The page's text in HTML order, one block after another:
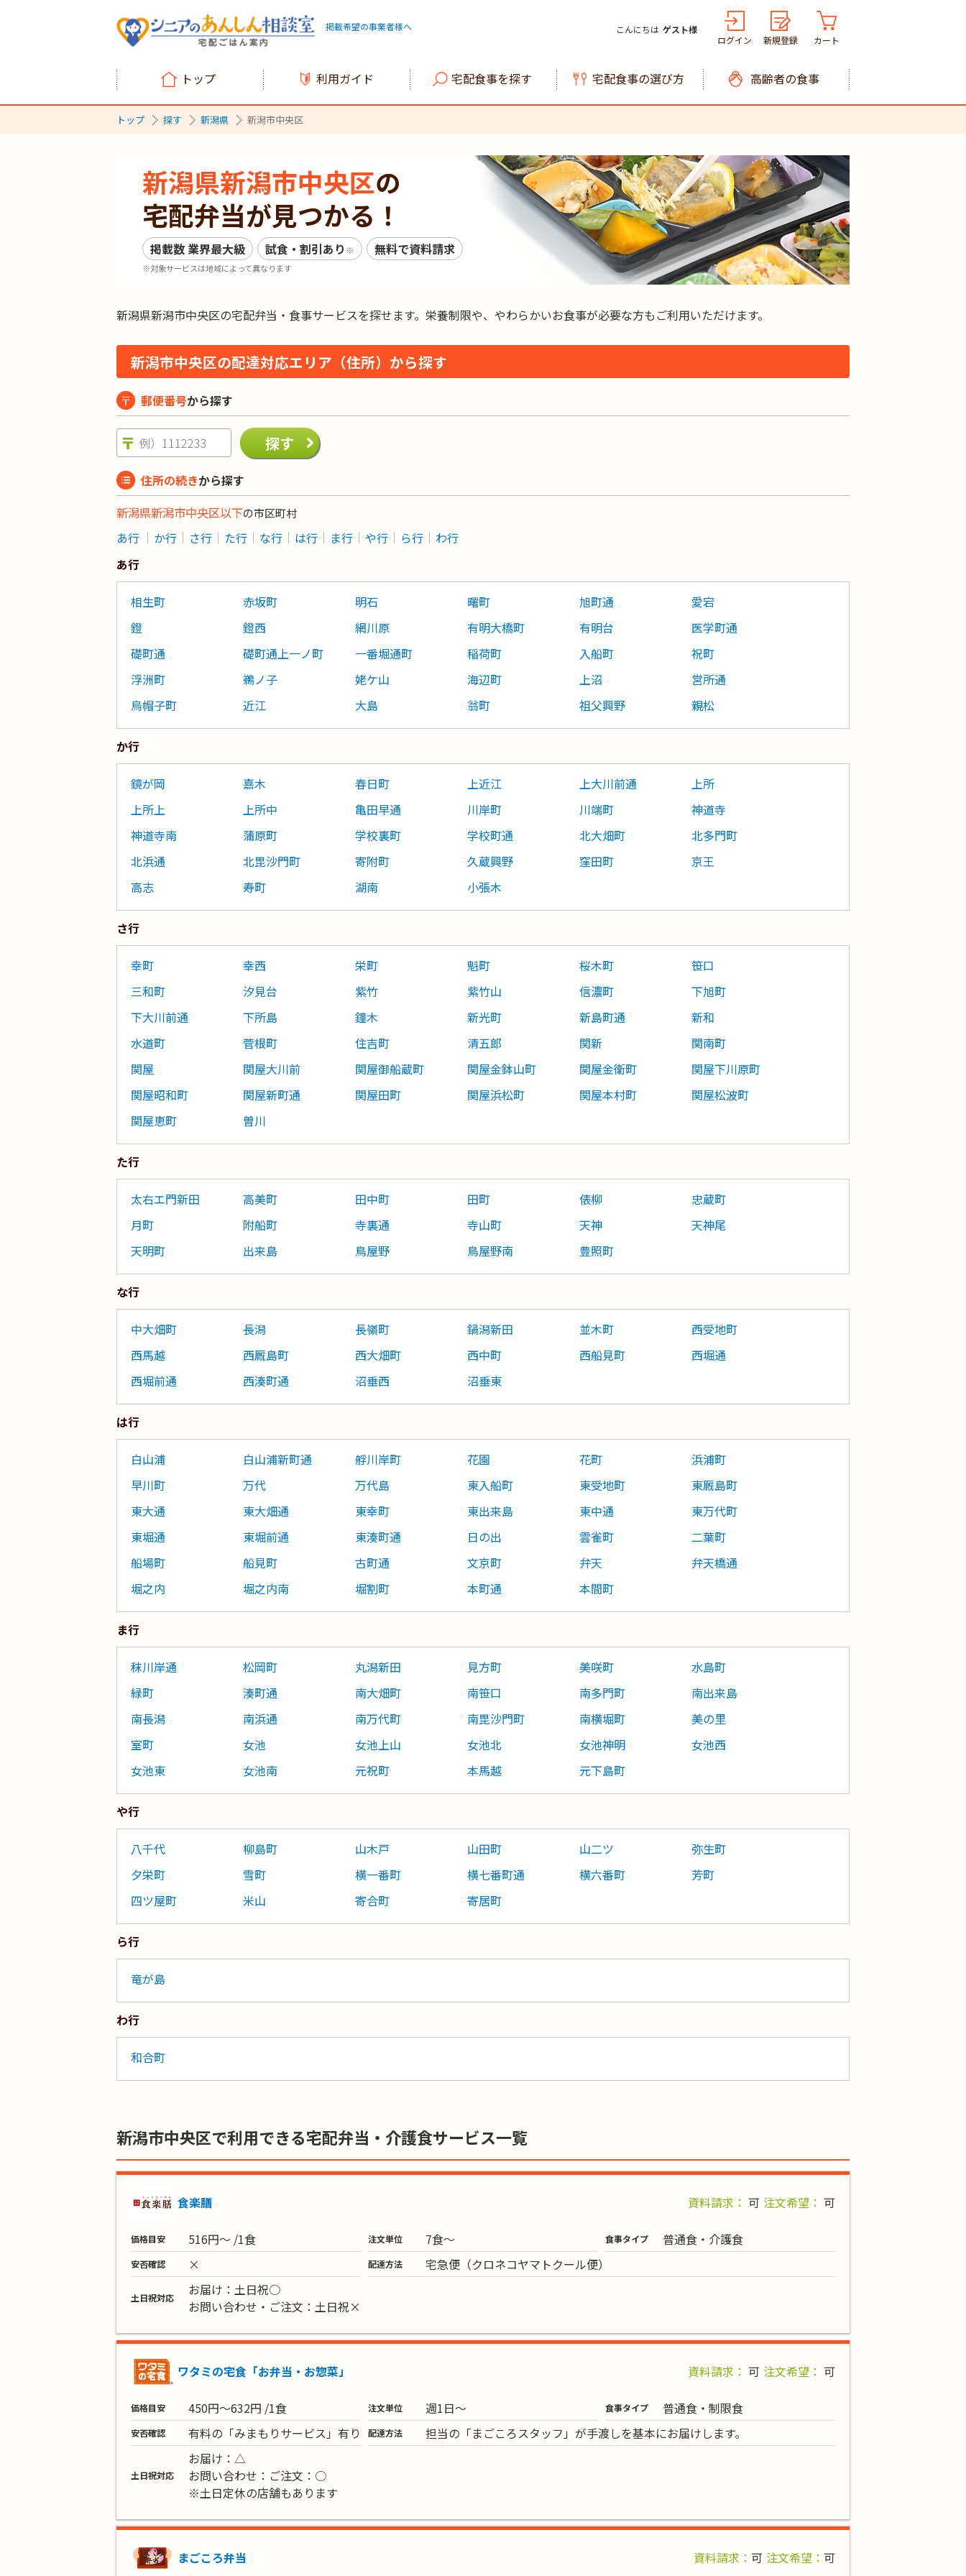
掲載希望の事業者様へ こんにちは ゲスト様
ログイン
新規登録 カート
トップ 利用ガイド 宅配食事を探す 宅配食事の選び方 高齢者の食事
トップ 探す 新潟県 新潟市中央区
新潟県新潟市中央区の
宅配弁当が見つかる！
掲載数 業界最大級 試食・割引あり ※ 無料で資料請求
※対象サービスは地域によって異なります
新潟県新潟市中央区の宅配弁当・食事サービスを探せます。栄養制限や、やわらかいお食事が必要な方もご利用いただけます。
新潟市中央区の配達対応エリア（住所）から探す
郵便番号から探す
住所の続きから探す
新潟県新潟市中央区以下の市区町村
あ行 か行 さ行 た行 な行 は行 ま行 や行 ら行
わ行
あ行
相生町 赤坂町 明石 曙町 旭町通
愛宕
鐙
鐙西 網川原 有明大橋町 有明台
医学町通
礎町通
礎町通上一ノ町 一番堀通町 稲荷町 入船町
祝町
浮洲町
鵜ノ子 姥ケ山 海辺町 上沼
営所通
烏帽子町
近江 大島 翁町 祖父興野 親松
か行
鏡が岡 嘉木 春日町 上近江 上大川前通
上所
上所上
上所中 亀田早通 川岸町 川端町
神道寺
神道寺南
蒲原町 学校裏町 学校町通 北大畑町
北多門町
北浜通
北毘沙門町 寄附町 久蔵興野 窪田町
京王
高志
寿町 湖南 小張木
さ行
幸町 幸西 栄町 魁町 桜木町
笹口
三和町
汐見台 紫竹 紫竹山 信濃町
下旭町
下大川前通
下所島 鐘木 新光町 新島町通
新和
水道町
菅根町 住吉町 清五郎 関新
関南町
関屋
関屋大川前 関屋御船蔵町 関屋金鉢山町 関屋金衛町
関屋下川原町
関屋昭和町
関屋新町通 関屋田町 関屋浜松町 関屋本村町
関屋松波町
関屋恵町
曽川
た行
太右エ門新田 高美町 田中町 田町 俵柳
忠蔵町
月町
附船町 寺裏通 寺山町 天神
天神尾
天明町
出来島 鳥屋野 鳥屋野南 豊照町
な行
中大畑町 長潟 長嶺町 鍋潟新田 並木町
西受地町
西馬越
西厩島町 西大畑町 西中町 西船見町
西堀通
西堀前通
西湊町通 沼垂西 沼垂東
は行
白山浦 白山浦新町通 艀川岸町 花園 花町
浜浦町
早川町
万代 万代島 東入船町 東受地町
東厩島町
東大通
東大畑通 東幸町 東出来島 東中通
東万代町
東堀通
東堀前通 東湊町通 日の出 雲雀町
二葉町
船場町
船見町 古町通 文京町 弁天
弁天橋通
堀之内
堀之内南 堀割町 本町通 本間町
ま行
秣川岸通 松岡町 丸潟新田 見方町 美咲町
水島町
緑町
湊町通 南大畑町 南笹口 南多門町
南出来島
南長潟
南浜通 南万代町 南毘沙門町 南横堀町
美の里
室町
女池 女池上山 女池北 女池神明
女池西
女池東
女池南 元祝町 本馬越 元下島町
や行
八千代 柳島町 山木戸 山田町 山二ツ
弥生町
夕栄町
雪町 横一番町 横七番町通 横六番町
芳町
四ツ屋町
米山 寄合町 寄居町
ら行
竜が島
わ行
和合町
新潟市中央区で利用できる宅配弁当・介護食サービス一覧
食楽膳 資料請求： 可 注文希望： 可
価格目安 516円～ /1食 注文単位 7食～ 食事タイプ 普通食・介護食
安否確認 × 配達方法 宅急便（クロネコヤマトクール便）
土日祝対応
お届け：土日祝○
お問い合わせ・ご注文：土日祝×
ワタミの宅食「お弁当・お惣菜」 資料請求： 可 注文希望： 可
価格目安 450円～632円 /1食 注文単位 週1日～ 食事タイプ 普通食・制限食
安否確認 有料の「みまもりサービス」有り 配達方法 担当の「まごころスタッフ」が手渡しを基本にお届けします。
土日祝対応
お届け：△
お問い合わせ：ご注文：○
※土日定休の店舗もあります
まごころ弁当 資料請求： 可 注文希望： 可